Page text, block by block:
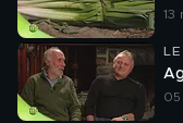
13
05